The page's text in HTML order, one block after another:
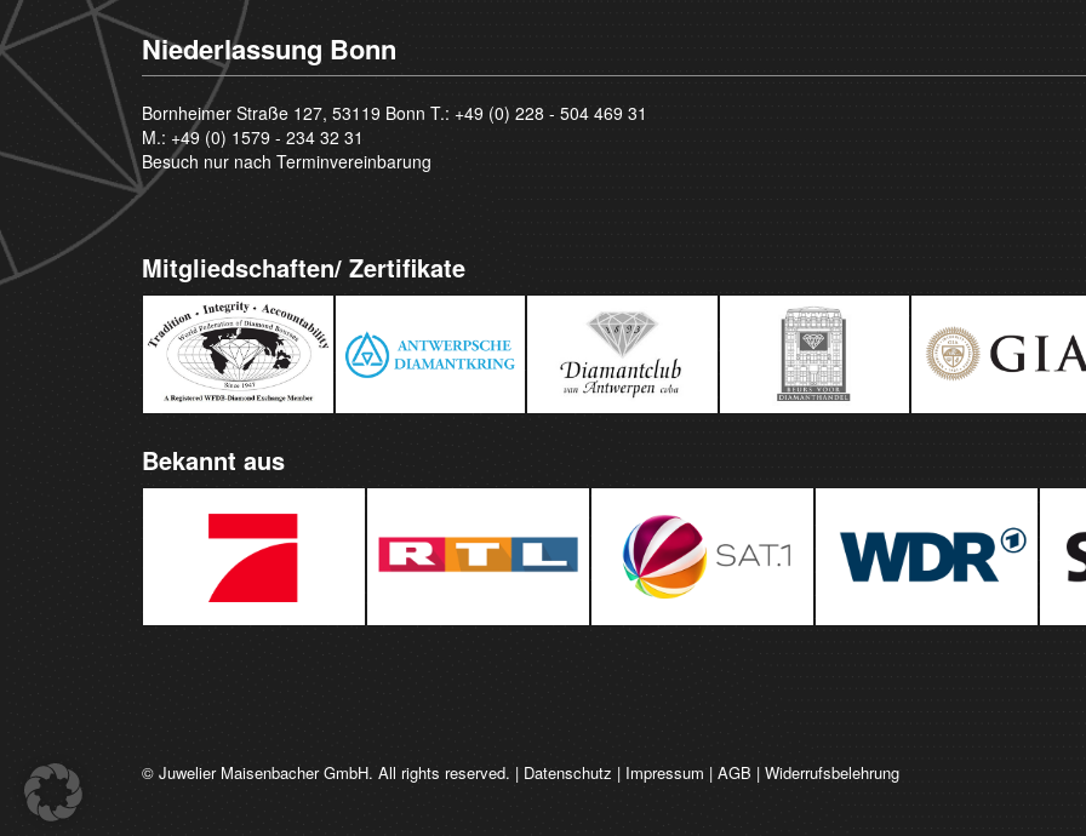
Niederlassung Bonn
Bornheimer Straße 127, 53119 Bonn T.: +49 (0) 228 - 504 469 31
M.: +49 (0) 1579 - 234 32 31
Besuch nur nach Terminvereinbarung
Mitgliedschaften/ Zertifikate
Bekannt aus
© Juwelier Maisenbacher GmbH. All rights reserved. | Datenschutz | Impressum |AGB |Widerrufsbelehrung